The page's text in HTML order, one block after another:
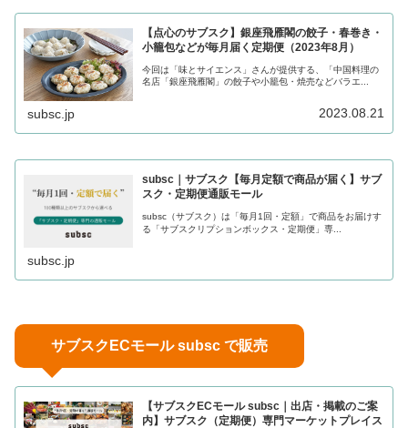
【点心のサブスク】銀座飛雁閣の餃子・春巻き・
小籠包などが毎月届く定期便（2023年8月）
今回は「味とサイエンス」さんが提供する、「中国料理の
名店「銀座飛雁閣」の餃子や小籠包・焼売などバラエ...
subsc.jp 2023.08.21
subsc｜サブスク【毎月定額で商品が届く】サブ
スク・定期便通販モール
subsc（サブスク）は「毎月1回・定額」で商品をお届けす
る「サブスクリプションボックス・定期便」専...
subsc.jp
サブスクECモール subsc で販売
【サブスクECモール subsc｜出店・掲載のご案
内】サブスク（定期便）専門マーケットプレイス